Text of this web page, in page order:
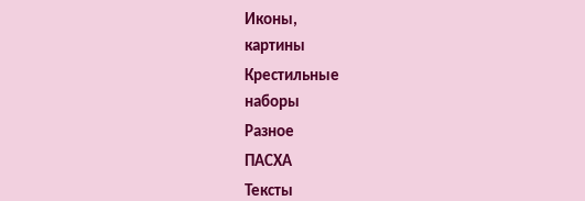
Иконы,
картины
Крестильные
наборы
Разное
ПАСХА
Тексты